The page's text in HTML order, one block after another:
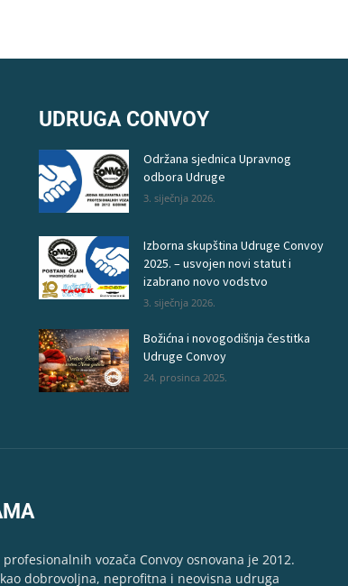
UDRUGA CONVOY
Održana sjednica Upravnog
odbora Udruge
3. siječnja 2026.
Izborna skupština Udruge Convoy
2025. – usvojen novi statut i
izabrano novo vodstvo
3. siječnja 2026.
Božićna i novogodišnja čestitka
Udruge Convoy
24. prosinca 2025.
vozača Convoy osnovana je 2012.
dobrovoljna, neprofitna i neovisna udruga